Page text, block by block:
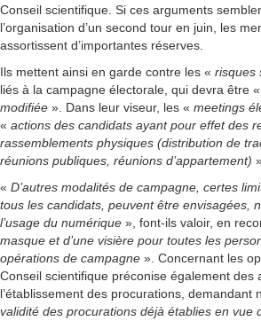
Conseil scientifique. Si ces arguments
l’organisation d’un second tour en juin, les
assortissent d’importantes réserves.
Ils mettent ainsi en garde contre les « risques
liés à la campagne électorale, qui devra être «
modifiée ». Dans leur viseur, les « meetings
« actions des candidats ayant pour effet des
rassemblements physiques (distribution de
réunions publiques, réunions d’appartement)
« D’autres modalités de campagne, certes
tous les candidats, peuvent être envisagées,
l’usage du numérique », font-ils valoir, en
masque et d’une visière pour toutes les
opérations de campagne ». Concernant les
Conseil scientifique préconise également des
l’établissement des procurations, demandant
validité des procurations déjà établies en vue